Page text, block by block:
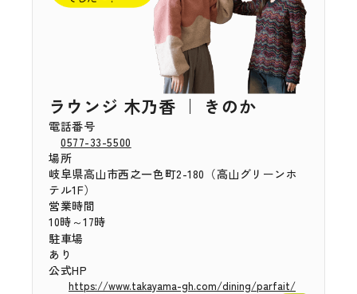
ラウンジ 木乃香 ｜ きのか
電話番号
0577-33-5500
場所
岐阜県高山市西之一色町2-180（高山グリーンホ
テル1F）
営業時間
10時～17時
駐車場
あり
公式HP
https://www.takayama-gh.com/dining/parfait/